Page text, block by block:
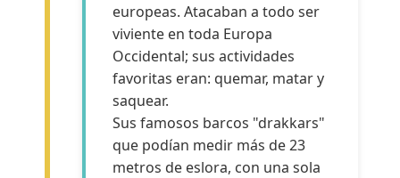
europeas. Atacaban a todo ser
viviente en toda Europa
Occidental; sus actividades
favoritas eran: quemar, matar y
saquear.
Sus famosos barcos "drakkars"
que podían medir más de 23
metros de eslora, con una sola